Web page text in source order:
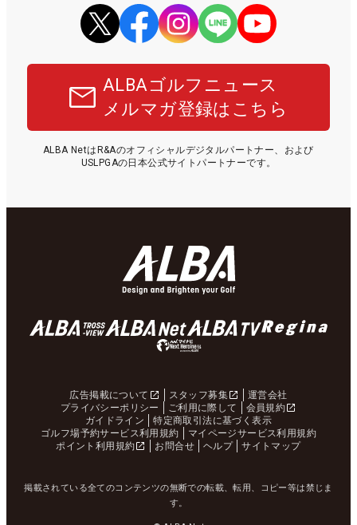
ALBAゴルフニュース
メルマガ登録はこちら
ALBA NetはR&Aのオフィシャルデジタルパートナー、および
USLPGAの日本公式サイトパートナーです。
広告掲載について スタッフ募集
運営会社
プライバシーポリシー
ご利用に際して
会員規約
ガイドライン
特定商取引法に基づく表示
ゴルフ場予約サービス利用規約
マイページサービス利用規約
ポイント利用規約
お問合せ ヘルプ サイトマップ
掲載されている全てのコンテンツの無断での転載、転用、コピー等は禁じま
す。